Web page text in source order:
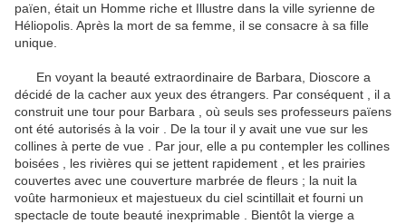
païen, était un Homme riche et Illustre dans la ville syrienne de
Héliopolis. Après la mort de sa femme, il se consacre à sa fille
unique.
En voyant la beauté extraordinaire de Barbara, Dioscore a
décidé de la cacher aux yeux des étrangers. Par conséquent , il a
construit une tour pour Barbara , où seuls ses professeurs païens
ont été autorisés à la voir .
De la tour il y avait une vue sur les
collines à perte de vue .
Par jour, elle a pu contempler les collines
boisées , les rivières qui se jettent rapidement , et les prairies
couvertes avec une couverture marbrée de fleurs ; la nuit la
voûte harmonieux et majestueux du ciel scintillait et fourni un
spectacle de toute beauté inexprimable .
Bientôt la vierge a